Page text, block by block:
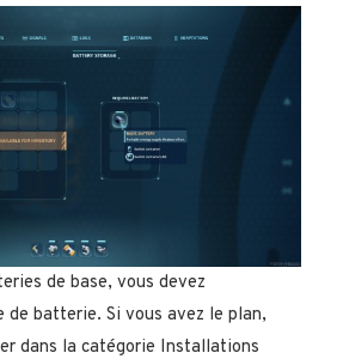
de base, vous devez
de batterie. Si vous avez le plan,
dans la catégorie Installations